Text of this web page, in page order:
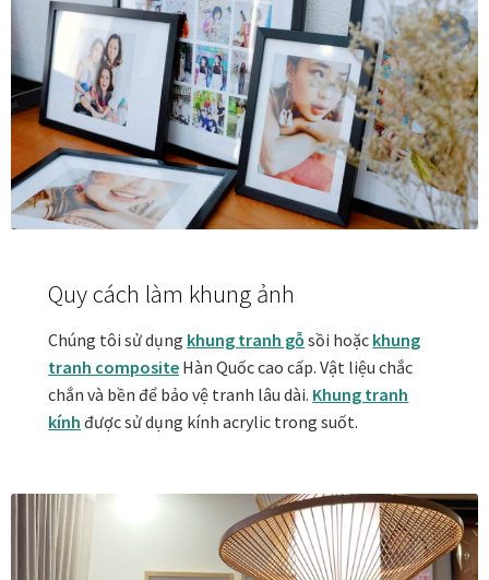
Giới Thiệu Mia Home
Homepage Test
In tranh treo tường theo yêu cầu
Fine Art Giclée Printing
In tranh dán tường theo yêu cầu
in tranh mica
Khung ảnh
Khung ảnh cưới
Quy cách làm khung ảnh
Chúng tôi sử dụng khung tranh gỗ sồi hoặc khung
tranh composite Hàn Quốc cao cấp. Vật liệu chắc
chắn và bền để bảo vệ tranh lâu dài. Khung tranh
kính được sử dụng kính acrylic trong suốt.